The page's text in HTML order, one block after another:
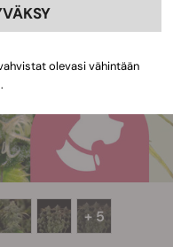
+ 5
olevasi vähintään